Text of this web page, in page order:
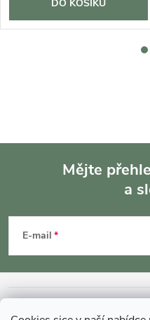
DO KOŠÍKU
p
a
Mějte
a
E-mail